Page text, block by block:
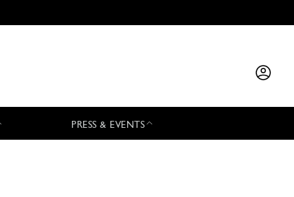
PRESS & EVENTS